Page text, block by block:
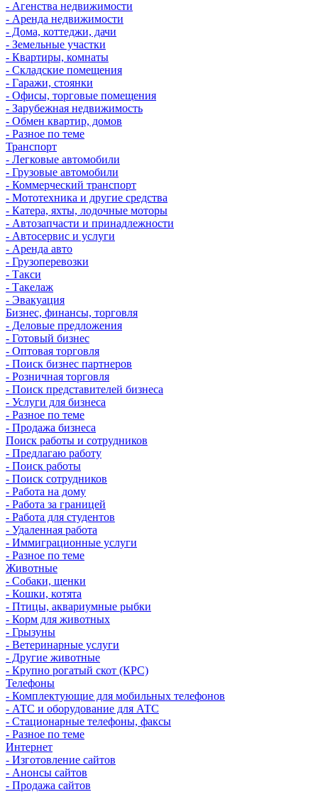
- Агенства недвижимости
- Аренда недвижимости
- Дома, коттеджи, дачи
- Земельные участки
- Квартиры, комнаты
- Складские помещения
- Гаражи, стоянки
- Офисы, торговые помещения
- Зарубежная недвижимость
- Обмен квартир, домов
- Разное по теме
Транспорт
- Легковые автомобили
- Грузовые автомобили
- Коммерческий транспорт
- Мототехника и другие средства
- Катера, яхты, лодочные моторы
- Автозапчасти и принадлежности
- Автосервис и услуги
- Аренда авто
- Грузоперевозки
- Такси
- Такелаж
- Эвакуация
Бизнес, финансы, торговля
- Деловые предложения
- Готовый бизнес
- Оптовая торговля
- Поиск бизнес партнеров
- Розничная торговля
- Поиск представителей бизнеса
- Услуги для бизнеса
- Разное по теме
- Продажа бизнеса
Поиск работы и сотрудников
- Предлагаю работу
- Поиск работы
- Поиск сотрудников
- Работа на дому
- Работа за границей
- Работа для студентов
- Удаленная работа
- Иммиграционные услуги
- Разное по теме
Животные
- Собаки, щенки
- Кошки, котята
- Птицы, аквариумные рыбки
- Корм для животных
- Грызуны
- Ветеринарные услуги
- Другие животные
- Крупно рогатый скот (КРС)
Телефоны
- Комплектующие для мобильных телефонов
- АТС и оборудование для АТС
- Стационарные телефоны, факсы
- Разное по теме
Интернет
- Изготовление сайтов
- Анонсы сайтов
- Продажа сайтов